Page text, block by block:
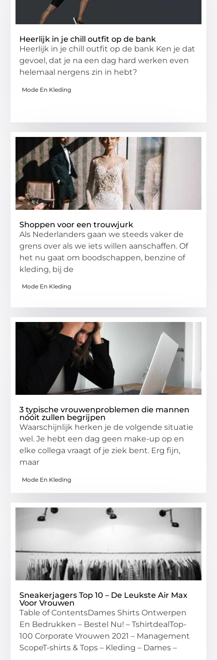
Heerlijk in je chill outfit op de bank
Heerlijk in je chill outfit op de bank Ken je dat
gevoel, dat je na een dag hard werken even
helemaal nergens zin in hebt?
Mode En Kleding
Shoppen voor een trouwjurk
Als Nederlanders gaan we steeds vaker de
grens over als we iets willen aanschaffen. Of
het nu gaat om boodschappen, benzine of
kleding, bij de
Mode En Kleding
3 typische vrouwenproblemen die mannen
nóóit zullen begrijpen
Waarschijnlijk herken je de volgende situatie
wel. Je hebt een dag geen make-up op en
elke collega vraagt of je ziek bent. Erg fijn,
maar
Mode En Kleding
Sneakerjagers Top 10 – De Leukste Air Max
Voor Vrouwen
Table of ContentsDames Shirts Ontwerpen
En Bedrukken – Bestel Nu! – TshirtdealTop-
100 Corporate Vrouwen 2021 – Management
ScopeT-shirts & Tops – Kleding – Dames –